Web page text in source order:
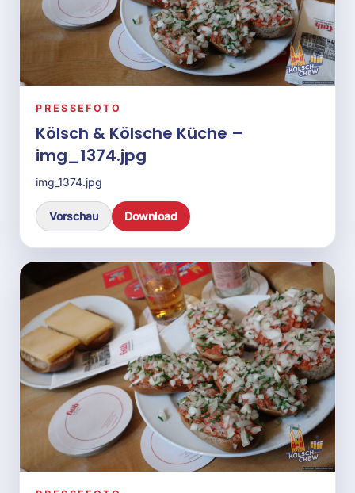
PRESSEFOTO
Kölsch & Kölsche Küche –
img_1421.jpg
img_1421.jpg
Vorschau Download